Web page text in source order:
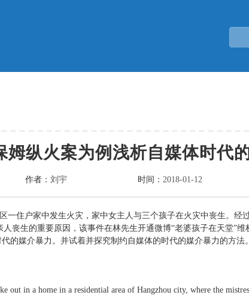
姆纵火案为例浅析自媒体时代
作者： 刘宇 时间： 2018-01-12
区一住户家中发生火灾，家中女主人与三个孩子在火灾中丧生。经
丧生的重要原因，该事件在林先生开通微博“老婆孩子在天堂”
的媒介暴力。并试着并探究制约自媒体的时代的媒介暴力的方法。
out in a home in a residential area of Hangzhou city, where the